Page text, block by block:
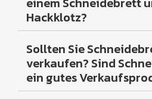
Hackklotz?
Sollten Sie
verkaufen? Sind
ein gutes